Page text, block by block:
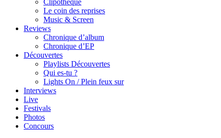
Clipothèque
Le coin des reprises
Music & Screen
Reviews
Chronique d’album
Chronique d’EP
Découvertes
Playlists Découvertes
Qui es-tu ?
Lights On / Plein feux sur
Interviews
Live
Festivals
Photos
Concours